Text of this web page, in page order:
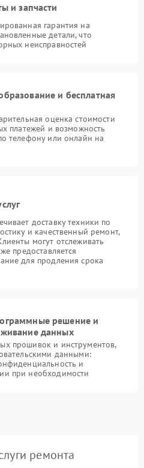
и запчасти
гарантия на
детали, что
неисправностей
и бесплатная
оценка стоимости
платежей и возможность
телефону или онлайн на
доставку техники по
и качественный ремонт,
могут отслеживать
предоставляется
для продления срока
решение и
данных
прошивок и инструментов,
данными:
и
при необходимости
ремонта